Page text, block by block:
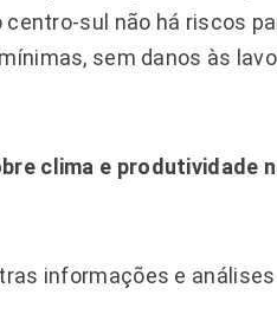
sul não há riscos
sem danos às
clima e produtividade
informações e